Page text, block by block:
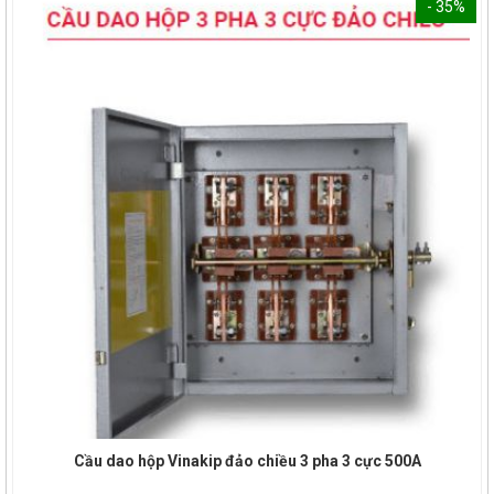
- 35%
Cầu dao hộp Vinakip đảo chiều 3 pha 3 cực 500A